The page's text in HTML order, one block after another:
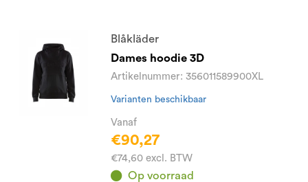
Blåkläder
Dames hoodie 3D
Artikelnummer: 356011589900XL
Varianten beschikbaar
Vanaf
€90,27
€74,60 excl. BTW
Op voorraad